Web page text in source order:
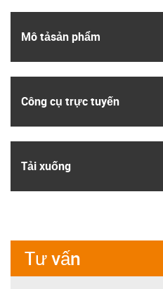
Mô tả­sản phẩm
Công cụ trực tuyến
Tải xuống
Tư vấn